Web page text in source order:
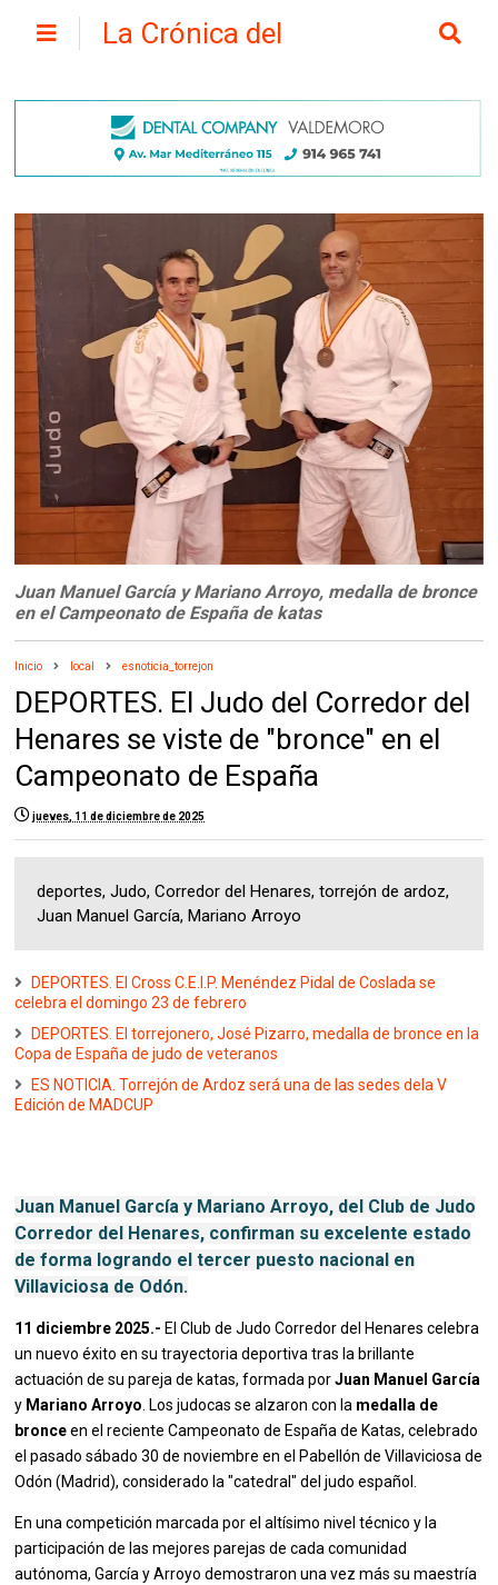
La Crónica del
Juan Manuel García y Mariano Arroyo, medalla de bronce
en el Campeonato de España de katas
Inicio local esnoticia_torrejon
DEPORTES. El Judo del Corredor del
Henares se viste de "bronce" en el
Campeonato de España
jueves, 11 de diciembre de 2025
deportes, Judo, Corredor del Henares, torrejón de ardoz,
Juan Manuel García, Mariano Arroyo
DEPORTES. El Cross C.E.I.P. Menéndez Pidal de Coslada se
celebra el domingo 23 de febrero
DEPORTES. El torrejonero, José Pizarro, medalla de bronce en la
Copa de España de judo de veteranos
ES NOTICIA. Torrejón de Ardoz será una de las sedes dela V
Edición de MADCUP
Juan Manuel García y Mariano Arroyo, del Club de Judo
Corredor del Henares, confirman su excelente estado
de forma logrando el tercer puesto nacional en
Villaviciosa de Odón.
11 diciembre 2025.- El Club de Judo Corredor del Henares celebra
un nuevo éxito en su trayectoria deportiva tras la brillante
actuación de su pareja de katas, formada porJuan Manuel García
y Mariano Arroyo . Los judocas se alzaron con la medalla de
bronceen el reciente Campeonato de España de Katas, celebrado
el pasado sábado 30 de noviembre en el Pabellón de Villaviciosa de
Odón (Madrid), considerado la "catedral" del judo español.
En una competición marcada por el altísimo nivel técnico y la
participación de las mejores parejas de cada comunidad
autónoma, García y Arroyo demostraron una vez más su maestría